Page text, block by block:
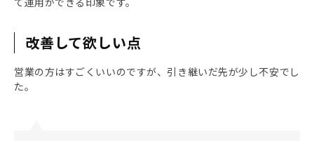
改善して欲しい点
営業の方はすごくいいのですが、引き継いだ先が少し不安でし
た。